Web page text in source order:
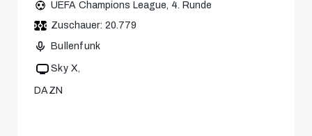
UEFA Champions League, 4. Runde
Zuschauer: 20.779
Bullenfunk
Sky X
DAZN